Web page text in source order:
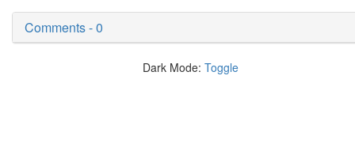
Comments - 0
Dark Mode: Toggle